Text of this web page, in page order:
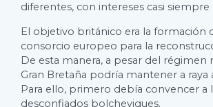
diferentes, con intereses casi
El objetivo británico era la formación
consorcio europeo para la
De esta manera, a pesar del régimen
Gran Bretaña podría mantener a raya
Para ello, primero debía convencer a
desconfiados bolcheviques.